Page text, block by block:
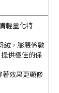
輕量化特
絨，膨脹係數
供極佳的保
著效果更顯修